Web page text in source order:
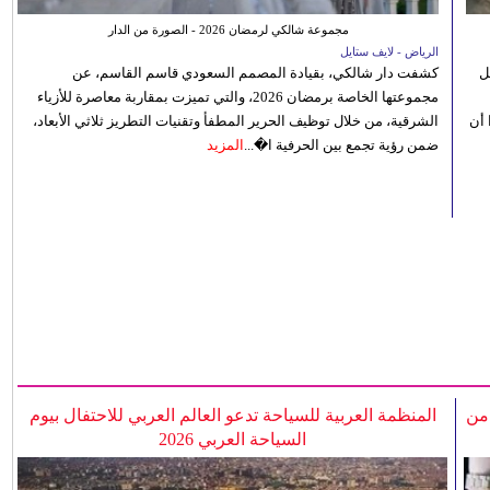
مجموعة شالكي لرمضان 2026 - الصورة من الدار
الرياض - لايف ستايل
كشفت دار شالكي، بقيادة المصمم السعودي قاسم القاسم، عن
مجموعتها الخاصة برمضان 2026، والتي تميزت بمقاربة معاصرة للأزياء
الشرقية، من خلال توظيف الحرير المطفأ وتقنيات التطريز ثلاثي الأبعاد،
ضمن رؤية تجمع بين الحرفية ا�... المزيد
أن
المنظمة العربية للسياحة تدعو العالم العربي للاحتفال بيوم
السياحة العربي 2026
من